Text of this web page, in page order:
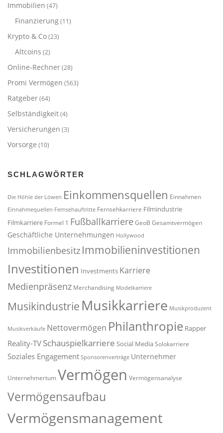
Immobilien (47)
Finanzierung(11)
Krypto & Co(23)
Altcoins (2)
Online-Rechner(28)
Promi Vermögen (563)
Ratgeber(64)
Selbständigkeit(4)
Versicherungen (3)
Vorsorge (10)
SCHLAGWÖRTER
Die Höhle der Löwen Einkommensquellen Einnahmen
Einnahmequellen Fernsehauftritte Fernsehkarriere Filmindustrie
Filmkarriere Formel 1 Fußballkarriere GeoB Gesamtvermögen
Geschäftliche Unternehmungen Hollywood
Immobilienbesitz Immobilieninvestitionen
Investitionen Investments Karriere
Medienpräsenz Merchandising Modelkarriere
Musikindustrie Musikkarriere Musikproduzent
Musikverkäufe Nettovermögen Philanthropie Rapper
Reality-TV Schauspielkarriere Social MediaSolokarriere
Soziales Engagement Sponsorenverträge Unternehmer
UnternehmertumVermögen Vermögensanalyse
Vermögensaufbau
Vermögensmanagement